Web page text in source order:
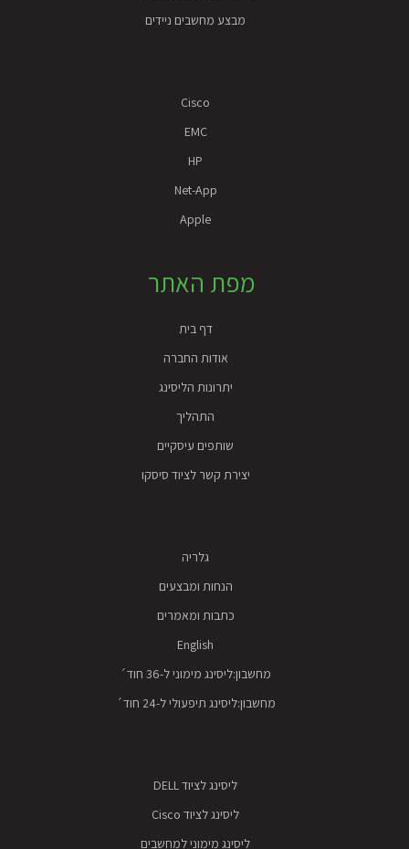
מבצע מחשבים ניידים
Cisco
EMC
HP
Net-App
Apple
מפת האתר
דף בית
אודות החברה
יתרונות הליסינג
התהליך
שותפים עיסקיים
יצירת קשר לציוד סיסקו
גלריה
הנחות ומבצעים
כתבות ומאמרים
English
מחשבון:ליסינג מימוני ל-36 חוד´
מחשבון:ליסינג תיפעולי ל-24 חוד´
ליסינג לציוד DELL
ליסינג לציוד Cisco
ליסינג מימוני למחשבים